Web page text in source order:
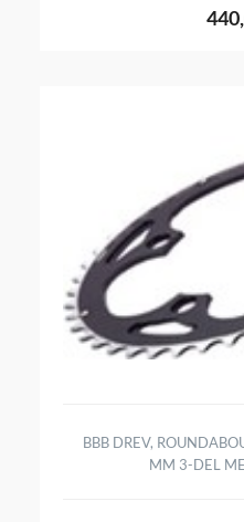
BBB DREV,
MM 3-DEL